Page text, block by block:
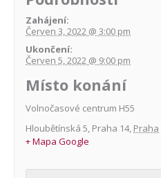
Zahájení:
Červen 3, 2022 @ 3:00 pm
Ukončení:
Červen 5, 2022 @ 9:00 pm
Místo konání
Volnočasové centrum H55
Hloubětínská 5, Praha 14, Praha
+ Mapa Google